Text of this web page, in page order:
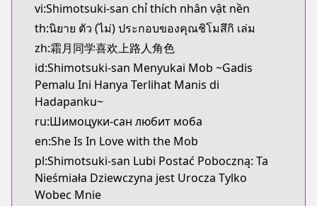
vi:Shimotsuki-san chỉ thích nhân vật nền
th:นิยาย ตัว (ไม่) ประกอบของคุณชิโมสึกิ เล่ม
zh:霜月同学喜欢上路人角色
id:Shimotsuki-san Menyukai Mob ~Gadis
Pemalu Ini Hanya Terlihat Manis di
Hadapanku~
ru:Шимоцуки-сан любит моба
en:She Is In Love with the Mob
pl:Shimotsuki-san Lubi Postać Poboczną: Ta
Nieśmiała Dziewczyna jest Urocza Tylko
Wobec Mnie